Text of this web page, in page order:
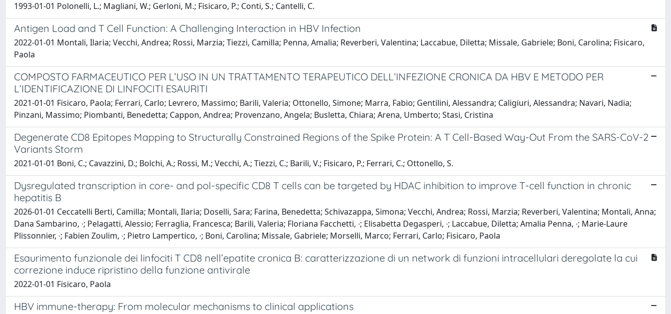
1993-01-01 Polonelli, L.; Magliani, W.; Gerloni, M.; Fisicaro, P.; Conti, S.; Cantelli, C.
Antigen Load and T Cell Function: A Challenging Interaction in HBV Infection
2022-01-01 Montali, Ilaria; Vecchi, Andrea; Rossi, Marzia; Tiezzi, Camilla; Penna, Amalia; Reverberi, Valentina; Laccabue, Diletta; Missale, Gabriele; Boni, Carolina; Fisicaro,
Paola
COMPOSTO FARMACEUTICO PER L’USO IN UN TRATTAMENTO TERAPEUTICO DELL’INFEZIONE CRONICA DA HBV E METODO PER
L’IDENTIFICAZIONE DI LINFOCITI ESAURITI
2021-01-01 Fisicaro, Paola; Ferrari, Carlo; Levrero, Massimo; Barili, Valeria; Ottonello, Simone; Marra, Fabio; Gentilini, Alessandra; Caligiuri, Alessandra; Navari, Nadia;
Pinzani, Massimo; Piombanti, Benedetta; Cappon, Andrea; Provenzano, Angela; Busletta, Chiara; Arena, Umberto; Stasi, Cristina
Degenerate CD8 Epitopes Mapping to Structurally Constrained Regions of the Spike Protein: A T Cell-Based Way-Out From the SARS-CoV-2
Variants Storm
2021-01-01 Boni, C.; Cavazzini, D.; Bolchi, A.; Rossi, M.; Vecchi, A.; Tiezzi, C.; Barili, V.; Fisicaro, P.; Ferrari, C.; Ottonello, S.
Dysregulated transcription in core- and pol-specific CD8 T cells can be targeted by HDAC inhibition to improve T-cell function in chronic
hepatitis B
2026-01-01 Ceccatelli Berti, Camilla; Montali, Ilaria; Doselli, Sara; Farina, Benedetta; Schivazappa, Simona; Vecchi, Andrea; Rossi, Marzia; Reverberi, Valentina; Montali, Anna;
Dana Sambarino, ∙; Pelagatti, Alessio; Ferraglia, Francesca; Barili, Valeria; Floriana Facchetti, ∙; Elisabetta Degasperi, ∙; Laccabue, Diletta; Amalia Penna, ∙; Marie-Laure
Plissonnier, ∙; Fabien Zoulim, ∙; Pietro Lampertico, ∙; Boni, Carolina; Missale, Gabriele; Morselli, Marco; Ferrari, Carlo; Fisicaro, Paola
Esaurimento funzionale dei linfociti T CD8 nell’epatite cronica B: caratterizzazione di un network di funzioni intracellulari deregolate la cui
correzione induce ripristino della funzione antivirale
2022-01-01 Fisicaro, Paola
HBV immune-therapy: From molecular mechanisms to clinical applications